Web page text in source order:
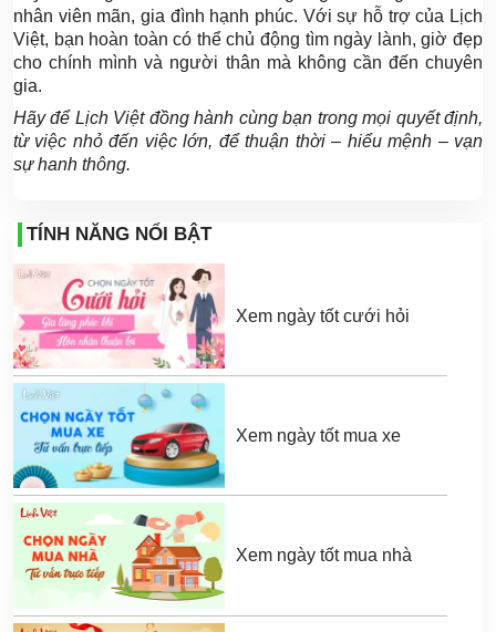
nhân viên mãn, gia đình hạnh phúc. Với sự hỗ trợ của Lịch
Việt, bạn hoàn toàn có thể chủ động tìm ngày lành, giờ đẹp
cho chính mình và người thân mà không cần đến chuyên
gia.
Hãy để Lịch Việt đồng hành cùng bạn trong mọi quyết định,
từ việc nhỏ đến việc lớn, để thuận thời – hiểu mệnh – vạn
sự hanh thông.
TÍNH NĂNG NỔI BẬT
Xem ngày tốt cưới hỏi
Xem ngày tốt mua xe
Xem ngày tốt mua nhà